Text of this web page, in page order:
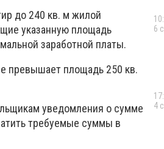
до 240 кв. м жилой
указанную площадь
заработной платы.
превышает площадь 250 кв.
уведомления о сумме
требуемые суммы в
6
4